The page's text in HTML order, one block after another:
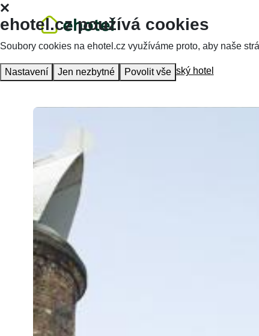
Hlavní stránka Ubytování Pivovarský hotel
ehotel.cz používá cookies
Soubory cookies na ehotel.cz využíváme proto, aby naše
Nastavení Jen nezbytné Povolit vše